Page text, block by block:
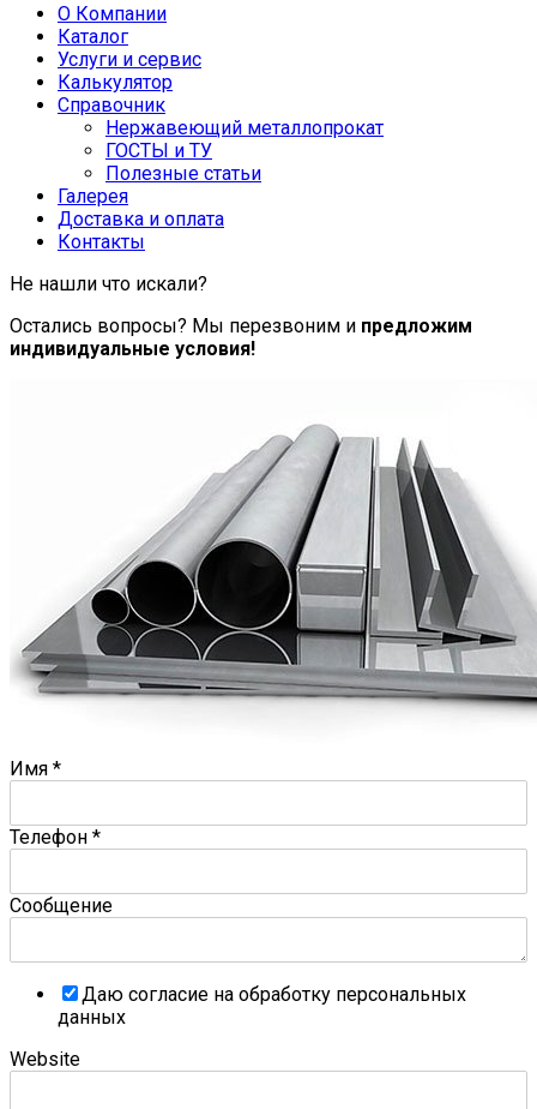
О Компании
Каталог
Услуги и сервис
Калькулятор
Справочник
Нержавеющий металлопрокат
ГОСТЫ и ТУ
Полезные статьи
Галерея
Доставка и оплата
Контакты
Не нашли что искали?
Остались вопросы? Мы перезвоним и предложим
индивидуальные условия!
Имя *
Телефон *
Сообщение
Даю согласие на обработку персональных
данных
Website